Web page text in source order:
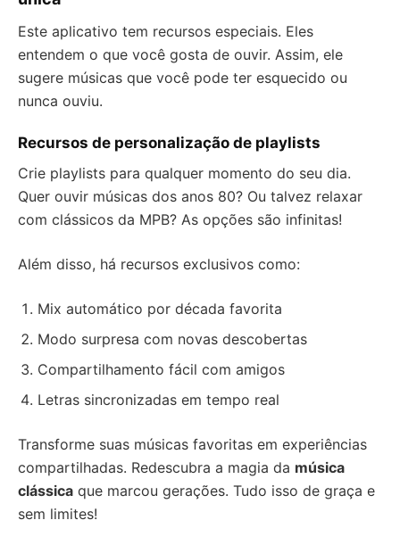
Este aplicativo tem recursos especiais. Eles
entendem o que você gosta de ouvir. Assim, ele
sugere músicas que você pode ter esquecido ou
nunca ouviu.
Recursos de personalização de playlists
Crie playlists para qualquer momento do seu dia.
Quer ouvir músicas dos anos 80? Ou talvez relaxar
com clássicos da MPB? As opções são infinitas!
Além disso, há recursos exclusivos como:
Mix automático por década favorita
Modo surpresa com novas descobertas
Compartilhamento fácil com amigos
Letras sincronizadas em tempo real
Transforme suas músicas favoritas em experiências
compartilhadas. Redescubra a magia da música
clássica que marcou gerações. Tudo isso de graça e
sem limites!